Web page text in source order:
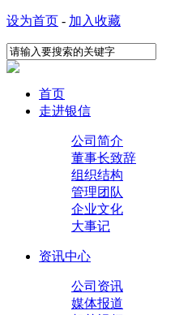
设为首页 - 加入收藏
首页
走进银信
公司简介
董事长致辞
组织结构
管理团队
企业文化
大事记
资讯中心
公司资讯
媒体报道